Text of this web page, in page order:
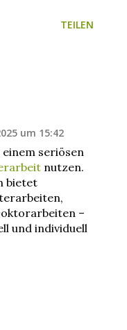
TEILEN
um 15:42
seriösen
nutzen.
bietet
–
und individuell